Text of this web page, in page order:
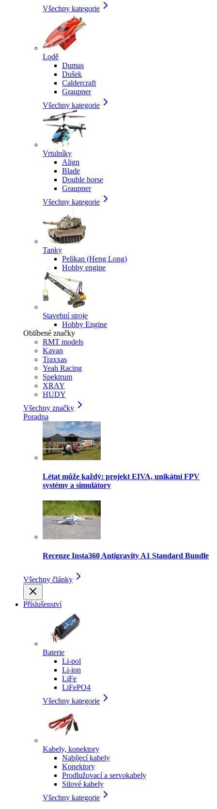
Všechny kategorie
Lodě
Dumas
Dušek
Caldercraft
Graupner
Všechny kategorie
Vrtulníky
Align
Blade
Double horse
Graupner
Všechny kategorie
Tanky
Pelikan (Heng Long)
Hobby engine
Stavební stroje
Hobby Engine
Oblíbené značky
RMT models
Kavan
Traxxas
Yeah Racing
Spektrum
XRAY
HUDY
Všechny značky
Poradna
Létat může každý: projekt EIVA, unikátní FPV
systémy a simulátory
Recenze Insta360 Antigravity A1 Standard Bundle
Všechny články
Příslušenství
Baterie
Li-pol
Li-ion
LiFe
LiFePO4
Všechny kategorie
Kabely, konektory
Nabíjecí kabely
Konektory
Prodlužovací a servokabely
Silové kabely
Všechny kategorie